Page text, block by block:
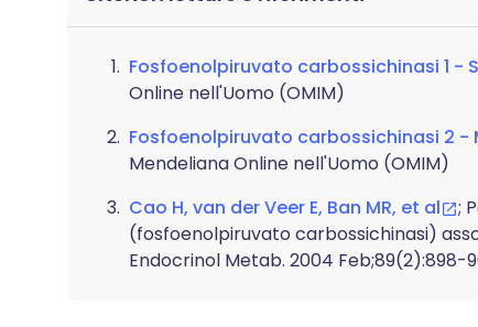
Fosfoenolpiruvato carbossichinasi 1 -
Online nell'Uomo (OMIM)
Fosfoenolpiruvato carbossichinasi 2 -
Mendeliana Online nell'Uomo (OMIM)
Cao H, van der Veer E, Ban MR, et al
;
(fosfoenolpiruvato carbossichinasi)
Endocrinol Metab. 2004 Feb;89(2):898-